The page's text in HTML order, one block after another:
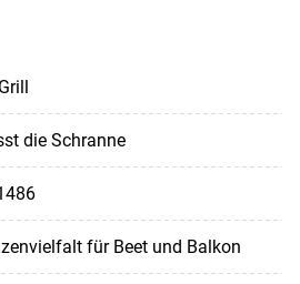
die Schranne
für Beet und Balkon